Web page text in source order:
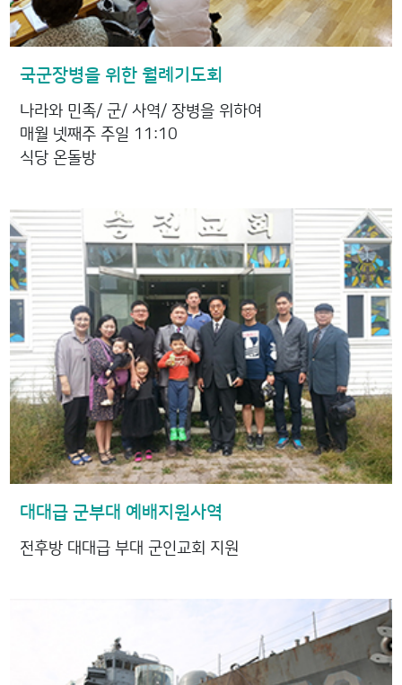
국군장병을 위한 월례기도회
나라와 민족/ 군/ 사역/ 장병을 위하여
매월 넷째주 주일 11:10
식당 온돌방
대대급 군부대 예배지원사역
전후방 대대급 부대 군인교회 지원